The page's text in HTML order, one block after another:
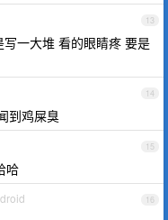
13
一大堆 看的眼睛疼 要是
14
到鸡屎臭
15
哈
16